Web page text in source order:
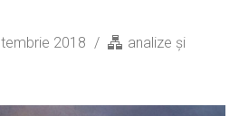
2018
analize și